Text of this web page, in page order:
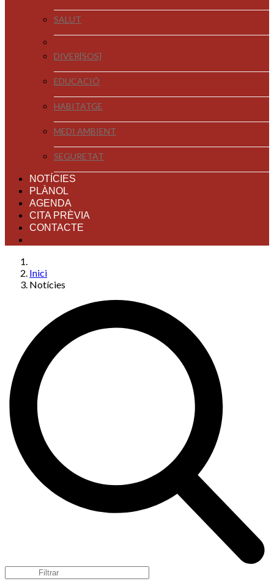
SALUT
DIVER[SOS]
EDUCACIÓ
HABITATGE
MEDI AMBIENT
SEGURETAT
NOTÍCIES
PLÀNOL
AGENDA
CITA PRÈVIA
CONTACTE
Inici
Notícies